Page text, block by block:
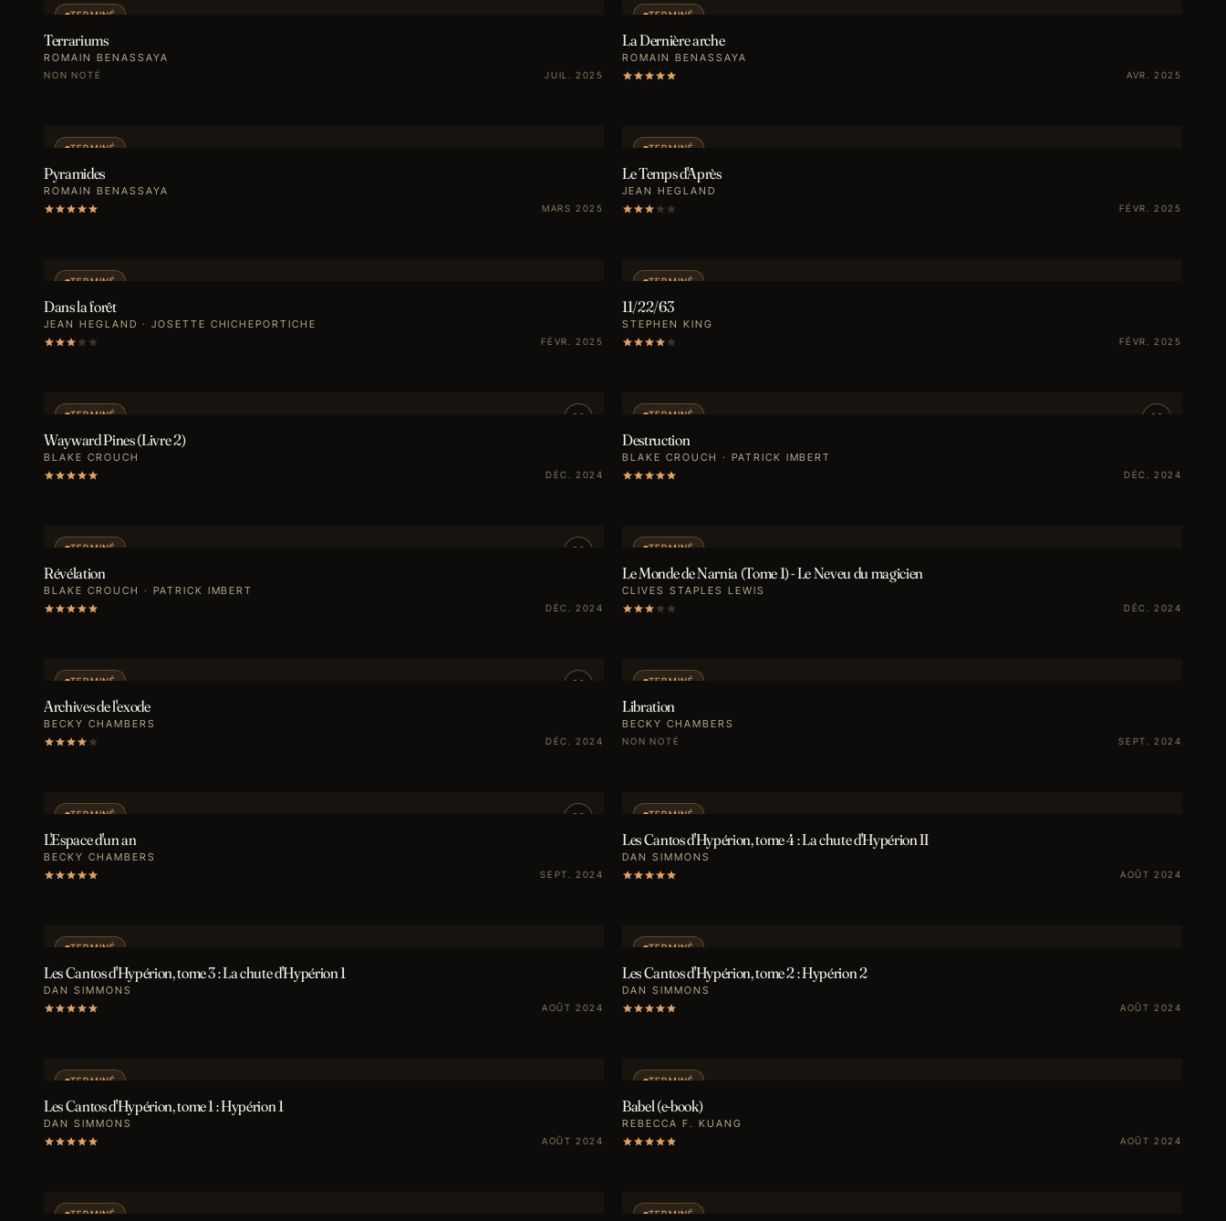
TERMINÉ
Terrariums
ROMAIN BENASSAYA
NON NOTÉ JUIL. 2025
TERMINÉ
La Dernière arche
ROMAIN BENASSAYA
AVR. 2025
TERMINÉ
Pyramides
ROMAIN BENASSAYA
MARS 2025
TERMINÉ
Le Temps d'Après
JEAN HEGLAND
FÉVR. 2025
TERMINÉ
Dans la forêt
JEAN HEGLAND · JOSETTE CHICHEPORTICHE
FÉVR. 2025
TERMINÉ
11/22/63
STEPHEN KING
FÉVR. 2025
TERMINÉ
Wayward Pines (Livre 2)
BLAKE CROUCH
DÉC. 2024
TERMINÉ
Destruction
BLAKE CROUCH · PATRICK IMBERT
DÉC. 2024
TERMINÉ
Révélation
BLAKE CROUCH · PATRICK IMBERT
DÉC. 2024
TERMINÉ
Le Monde de Narnia (Tome 1) - Le Neveu du magicien
CLIVES STAPLES LEWIS
DÉC. 2024
TERMINÉ
Archives de l'exode
BECKY CHAMBERS
DÉC. 2024
TERMINÉ
Libration
BECKY CHAMBERS
NON NOTÉ SEPT. 2024
TERMINÉ
L'Espace d'un an
BECKY CHAMBERS
SEPT. 2024
TERMINÉ
Les Cantos d'Hypérion, tome 4 : La chute d'Hypérion II
DAN SIMMONS
AOÛT 2024
TERMINÉ
Les Cantos d'Hypérion, tome 3 : La chute d'Hypérion 1
DAN SIMMONS
AOÛT 2024
TERMINÉ
Les Cantos d'Hypérion, tome 2 : Hypérion 2
DAN SIMMONS
AOÛT 2024
TERMINÉ
Les Cantos d'Hypérion, tome 1 : Hypérion 1
DAN SIMMONS
AOÛT 2024
TERMINÉ
Babel (e-book)
REBECCA F. KUANG
AOÛT 2024
TERMINÉ TERMINÉ